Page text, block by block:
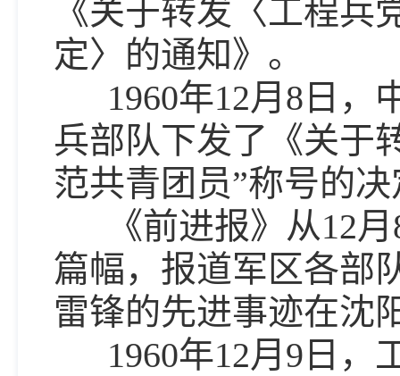
《关于转发〈工程
定〉的通知》。
1960年12月8日，
兵部队下发了《关于
范共青团员”称号的
《前进报》从12月
篇幅，报道军区各部
雷锋的先进事迹在沈
1960年12月9日，